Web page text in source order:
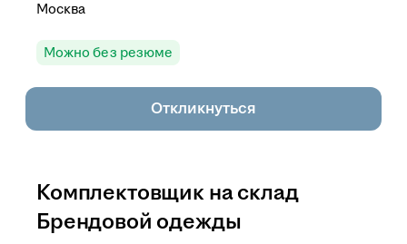
Москва
Можно без резюме
Откликнуться
Комплектовщик на склад
Брендовой одежды